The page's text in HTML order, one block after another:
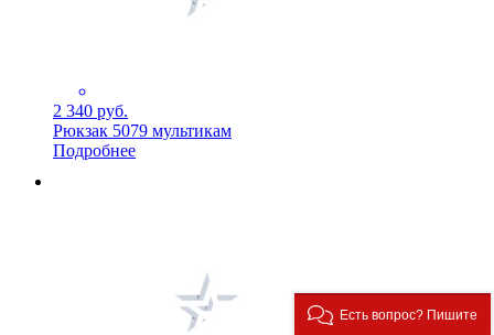
2 340 руб.
Рюкзак 5079 мультикам
Подробнее
Есть вопрос? Пишите